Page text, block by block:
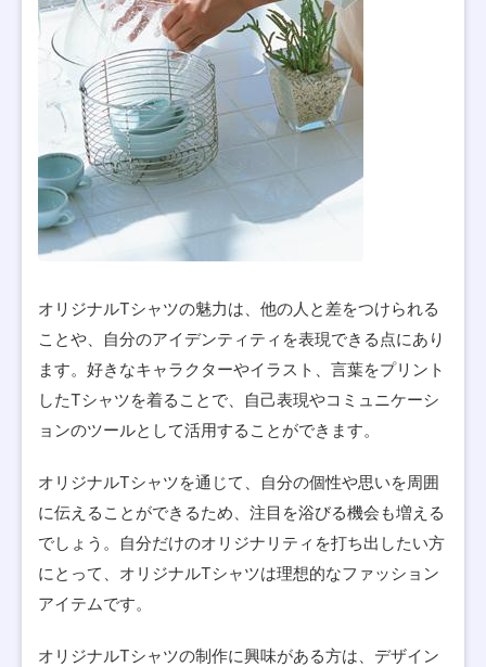
オリジナルTシャツの魅力は、他の人と差をつけられる
ことや、自分のアイデンティティを表現できる点にあり
ます。好きなキャラクターやイラスト、言葉をプリント
したTシャツを着ることで、自己表現やコミュニケーシ
ョンのツールとして活用することができます。
オリジナルTシャツを通じて、自分の個性や思いを周囲
に伝えることができるため、注目を浴びる機会も増える
でしょう。自分だけのオリジナリティを打ち出したい方
にとって、オリジナルTシャツは理想的なファッション
アイテムです。
オリジナルTシャツの制作に興味がある方は、デザイン